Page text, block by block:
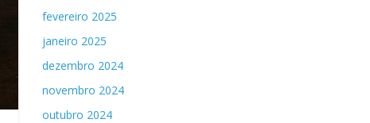
fevereiro 2025
janeiro 2025
dezembro 2024
novembro 2024
outubro 2024